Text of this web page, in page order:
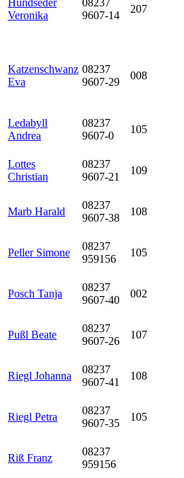
Hundseder
Veronika
08237
9607-14
207
Katzenschwanz
Eva
08237
9607-29
008
Ledabyll
Andrea
08237
9607-0
105
Lottes
Christian
08237
9607-21
109
Marb Harald
08237
9607-38
108
Peller Simone
08237
959156
105
Posch Tanja
08237
9607-40
002
Pußl Beate
08237
9607-26
107
Riegl Johanna
08237
9607-41
108
Riegl Petra
08237
9607-35
105
Riß Franz
08237
959156